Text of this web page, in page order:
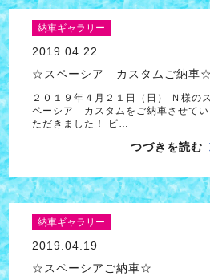
納車ギャラリー
2019.04.22
☆スペーシア カスタムご納車☆
２０１９年４月２１日（日） Ｎ様のス
ペーシア カスタムをご納車させてい
ただきました！ ピ…
つづきを読む
納車ギャラリー
2019.04.19
☆スペーシアご納車☆